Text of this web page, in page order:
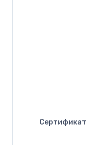
Сертификат